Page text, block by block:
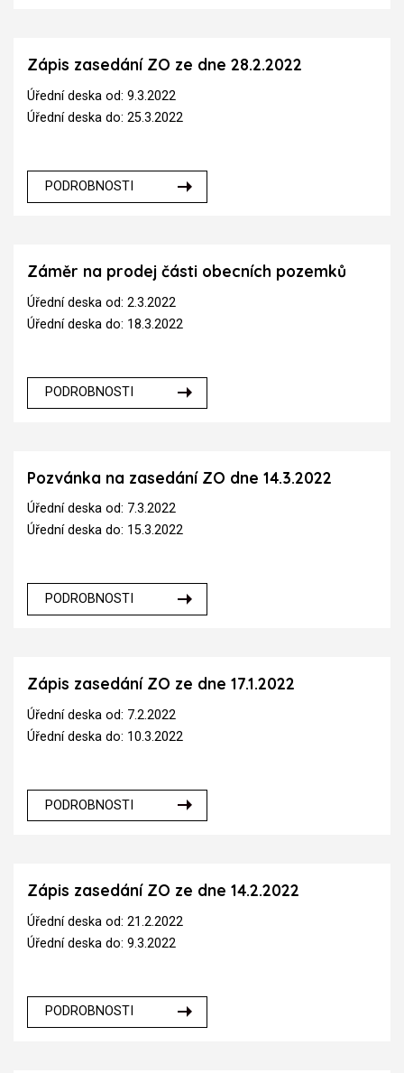
Zápis zasedání ZO ze dne 28.2.2022
Úřední deska od: 9.3.2022
Úřední deska do: 25.3.2022
PODROBNOSTI
Záměr na prodej části obecních pozemků
Úřední deska od: 2.3.2022
Úřední deska do: 18.3.2022
PODROBNOSTI
Pozvánka na zasedání ZO dne 14.3.2022
Úřední deska od: 7.3.2022
Úřední deska do: 15.3.2022
PODROBNOSTI
Zápis zasedání ZO ze dne 17.1.2022
Úřední deska od: 7.2.2022
Úřední deska do: 10.3.2022
PODROBNOSTI
Zápis zasedání ZO ze dne 14.2.2022
Úřední deska od: 21.2.2022
Úřední deska do: 9.3.2022
PODROBNOSTI